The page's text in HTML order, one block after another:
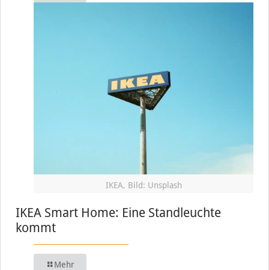
IKEA, Bild: Unsplash
IKEA Smart Home: Eine Standleuchte
kommt
Mehr